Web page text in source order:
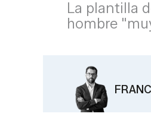
La plantilla
hombre